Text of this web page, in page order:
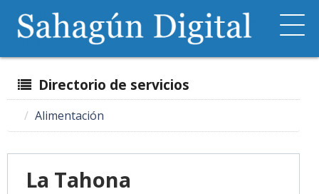
Directorio de servicios
Alimentación
La Tahona